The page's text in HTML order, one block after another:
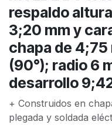
respaldo
3;20 mm y
chapa de 4;75
(90°); radio 6
desarrollo
+ Construidos en
plegada y soldada